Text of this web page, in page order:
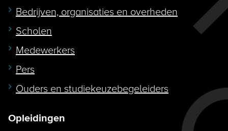
Bedrijven, organisaties en overheden
Scholen
Medewerkers
Pers
Ouders en studiekeuzebegeleiders
Opleidingen